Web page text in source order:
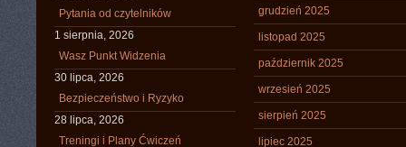
Pytania od czytelników
1 sierpnia, 2026
Wasz Punkt Widzenia
30 lipca, 2026
Bezpieczeństwo i Ryzyko
28 lipca, 2026
Treningi i Plany Ćwiczeń
grudzień 2025
listopad 2025
październik 2025
wrzesień 2025
sierpień 2025
lipiec 2025